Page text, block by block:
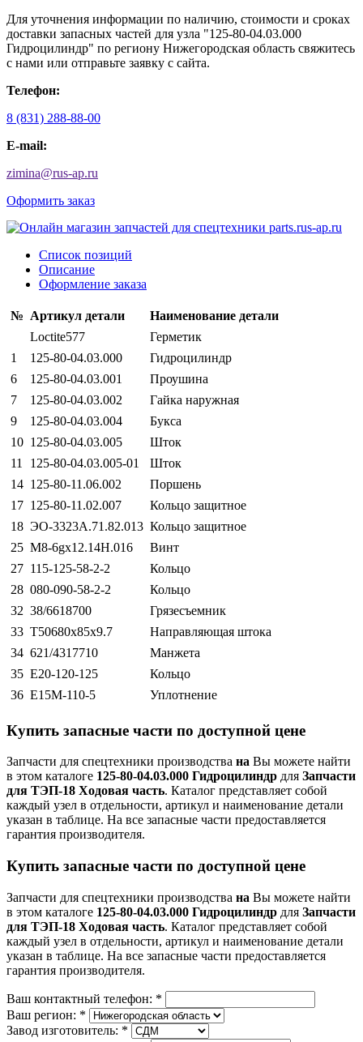
Для уточнения информации по наличию, стоимости и сроках
доставки запасных частей для узла "125-80-04.03.000
Гидроцилиндр" по региону Нижегородская область свяжитесь
с нами или отправьте заявку с сайта.
Телефон:
8 (831) 288-88-00
E-mail:
zimina@rus-ap.ru
Оформить заказ
Список позиций
Описание
Оформление заказа
№ Артикул детали
Наименование детали
Lосtitе577
Герметик
1
125-80-04.03.000
Гидроцилиндр
6
125-80-04.03.001
Проушина
7
125-80-04.03.002
Гайка наружная
9
125-80-04.03.004
Букса
10 125-80-04.03.005
Шток
11
125-80-04.03.005-01
Шток
14 125-80-11.06.002
Поршень
17 125-80-11.02.007
Кольцо защитное
18 ЭО-3323А.71.82.013 Кольцо защитное
25 М8-6gх12.14Н.016
Винт
27 115-125-58-2-2
Кольцо
28 080-090-58-2-2
Кольцо
32 38/6618700
Грязесъемник
33 Т50680х85х9.7
Направляющая штока
34 621/4317710
Манжета
35 Е20-120-125
Кольцо
36 Е15М-110-5 Уплотнение
Купить запасные части по доступной цене
Запчасти для спецтехники производства на Вы можете найти
в этом каталоге 125-80-04.03.000 Гидроцилиндр для Запчасти
для ТЭП-18 Ходовая часть. Каталог представляет собой
каждый узел в отдельности, артикул и наименование детали
указан в таблице. На все запасные части предоставляется
гарантия производителя.
Купить запасные части по доступной цене
Запчасти для спецтехники производства на Вы можете найти
в этом каталоге 125-80-04.03.000 Гидроцилиндр для Запчасти
для ТЭП-18 Ходовая часть. Каталог представляет собой
каждый узел в отдельности, артикул и наименование детали
указан в таблице. На все запасные части предоставляется
гарантия производителя.
Ваш контактный телефон: *
Ваш регион: *
Завод изготовитель: *